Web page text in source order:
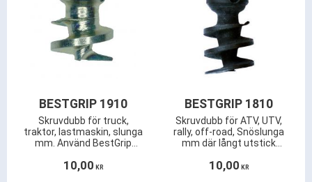
BESTGRIP 1910
Skruvdubb för truck,
traktor, lastmaskin, slunga
mm. Använd BestGrip
mm utstick och kräver
10,00 KR
BESTGRIP 1810
Skruvdubb för ATV, UTV,
rally, off-road, Snöslunga
mm där långt utstick
hållbarhet. 6.5 mm utstick
10,00 KR